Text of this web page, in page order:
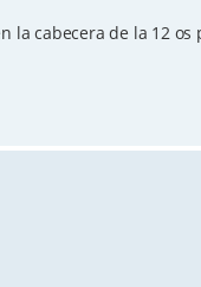
la cabecera de la 12 os